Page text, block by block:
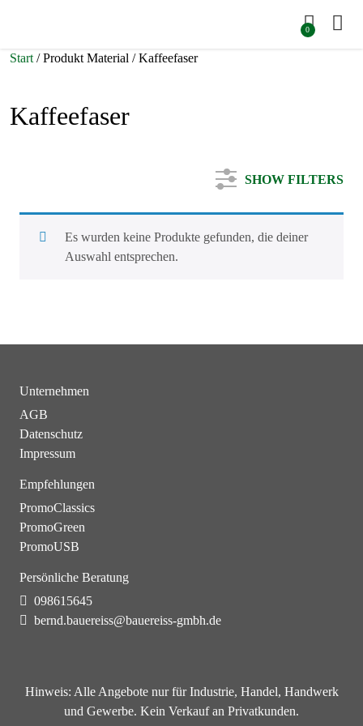
0
Start / Produkt Material / Kaffeefaser
Kaffeefaser
SHOW FILTERS
Es wurden keine Produkte gefunden, die deiner
Auswahl entsprechen.
Unternehmen
AGB
Datenschutz
Impressum
Empfehlungen
PromoClassics
PromoGreen
PromoUSB
Persönliche Beratung
098615645
bernd.bauereiss@bauereiss-gmbh.de
Hinweis: Alle Angebote nur für Industrie, Handel, Handwerk
und Gewerbe. Kein Verkauf an Privatkunden.